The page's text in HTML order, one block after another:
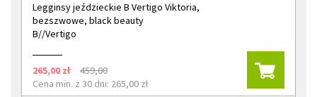
Legginsy jeździeckie B Vertigo Viktoria,
bezszwowe, black beauty
B//Vertigo
265,00 zł
459,00
Cena min. z 30 dni: 265,00 zł